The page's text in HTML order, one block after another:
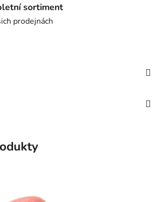
sortiment
prodejnách